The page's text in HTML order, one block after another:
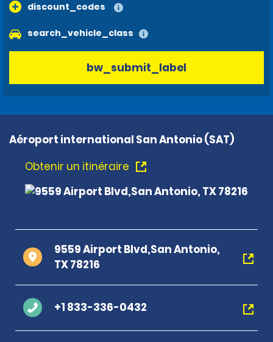
discount_codes
search_vehicle_class
bw_submit_label
Aéroport international San Antonio (SAT)
Obtenir un itinéraire
9559 Airport Blvd,San Antonio,
TX 78216
+1 833-336-0432